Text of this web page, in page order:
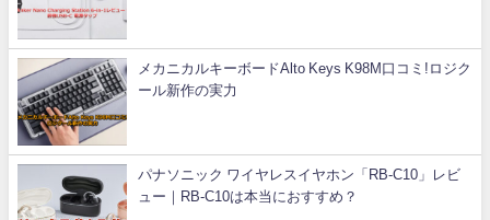
メカニカルキーボードAlto Keys K98M口コミ!ロジク
ール新作の実力
パナソニック ワイヤレスイヤホン「RB-C10」レビ
ュー｜RB-C10は本当におすすめ？